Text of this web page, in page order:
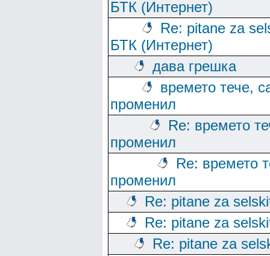
БТК (Интернет)
Re: pitane za
БТК (Интернет)
дава грешка
времето тече,
променил
Re: времето
променил
Re: времето
променил
Re: pitane za
Re: pitane za
Re: pitane za